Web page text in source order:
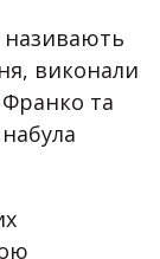
називають
виконали
Франко та